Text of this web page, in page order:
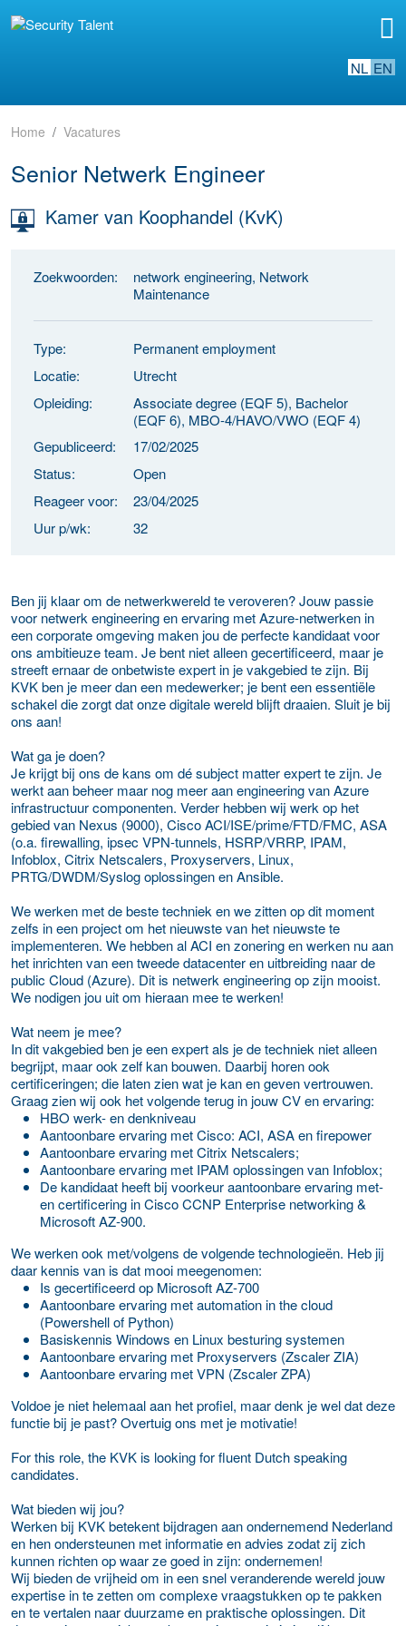
NL EN
Home Vacatures
Senior Netwerk Engineer
Kamer van Koophandel (KvK)
Zoekwoorden:
network engineering, Network
Maintenance
Type:
Permanent employment
Locatie:
Utrecht
Opleiding:
Associate degree (EQF 5), Bachelor
(EQF 6), MBO-4/HAVO/VWO (EQF 4)
Gepubliceerd:
17/02/2025
Status:
Open
Reageer voor:
23/04/2025
Uur p/wk:
32
Ben jij klaar om de netwerkwereld te veroveren? Jouw passie
voor netwerk engineering en ervaring met Azure-netwerken in
een corporate omgeving maken jou de perfecte kandidaat voor
ons ambitieuze team. Je bent niet alleen gecertificeerd, maar je
streeft ernaar de onbetwiste expert in je vakgebied te zijn. Bij
KVK ben je meer dan een medewerker; je bent een essentiële
schakel die zorgt dat onze digitale wereld blijft draaien. Sluit je bij
ons aan!
Wat ga je doen?
Je krijgt bij ons de kans om dé subject matter expert te zijn. Je
werkt aan beheer maar nog meer aan engineering van Azure
infrastructuur componenten. Verder hebben wij werk op het
gebied van Nexus (9000), Cisco ACI/ISE/prime/FTD/FMC, ASA
(o.a. firewalling, ipsec VPN-tunnels, HSRP/VRRP, IPAM,
Infoblox, Citrix Netscalers, Proxyservers, Linux,
PRTG/DWDM/Syslog oplossingen en Ansible.
We werken met de beste techniek en we zitten op dit moment
zelfs in een project om het nieuwste van het nieuwste te
implementeren. We hebben al ACI en zonering en werken nu aan
het inrichten van een tweede datacenter en uitbreiding naar de
public Cloud (Azure). Dit is netwerk engineering op zijn mooist.
We nodigen jou uit om hieraan mee te werken!
Wat neem je mee?
In dit vakgebied ben je een expert als je de techniek niet alleen
begrijpt, maar ook zelf kan bouwen. Daarbij horen ook
certificeringen; die laten zien wat je kan en geven vertrouwen.
Graag zien wij ook het volgende terug in jouw CV en ervaring:
HBO werk- en denkniveau
Aantoonbare ervaring met Cisco: ACI, ASA en firepower
Aantoonbare ervaring met Citrix Netscalers;
Aantoonbare ervaring met IPAM oplossingen van Infoblox;
De kandidaat heeft bij voorkeur aantoonbare ervaring met-
en certificering in Cisco CCNP Enterprise networking &
Microsoft AZ-900.
We werken ook met/volgens de volgende technologieën. Heb jij
daar kennis van is dat mooi meegenomen:
Is gecertificeerd op Microsoft AZ-700
Aantoonbare ervaring met automation in the cloud
(Powershell of Python)
Basiskennis Windows en Linux besturing systemen
Aantoonbare ervaring met Proxyservers (Zscaler ZIA)
Aantoonbare ervaring met VPN (Zscaler ZPA)
Voldoe je niet helemaal aan het profiel, maar denk je wel dat deze
functie bij je past? Overtuig ons met je motivatie!
For this role, the KVK is looking for fluent Dutch speaking
candidates.
Wat bieden wij jou?
Werken bij KVK betekent bijdragen aan ondernemend Nederland
en hen ondersteunen met informatie en advies zodat zij zich
kunnen richten op waar ze goed in zijn: ondernemen!
Wij bieden de vrijheid om in een snel veranderende wereld jouw
expertise in te zetten om complexe vraagstukken op te pakken
en te vertalen naar duurzame en praktische oplossingen. Dit